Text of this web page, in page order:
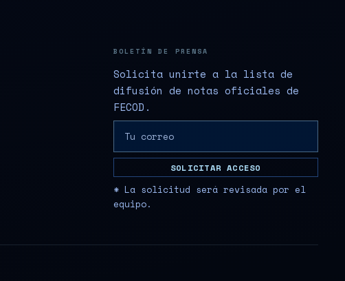
BOLETÍN DE PRENSA
Solicita unirte a la lista de
difusión de notas oficiales de
FECOD.
SOLICITAR ACCESO
* La solicitud será revisada por el
equipo.